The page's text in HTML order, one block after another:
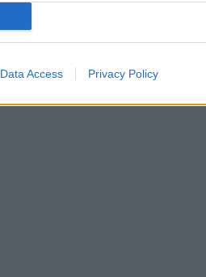
Data Access Privacy Policy